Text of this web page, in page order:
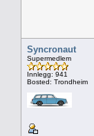
Syncronaut
Supermedlem
Innlegg: 941
Bosted: Trondheim